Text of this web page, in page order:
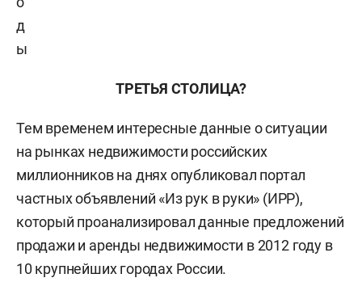
д
ы
ТРЕТЬЯ СТОЛИЦА?
Тем временем интересные данные о ситуации
на рынках недвижимости российских
миллионников на днях опубликовал портал
частных объявлений «Из рук в руки» (ИРР),
который проанализировал данные предложений
продажи и аренды недвижимости в 2012 году в
10 крупнейших городах России.